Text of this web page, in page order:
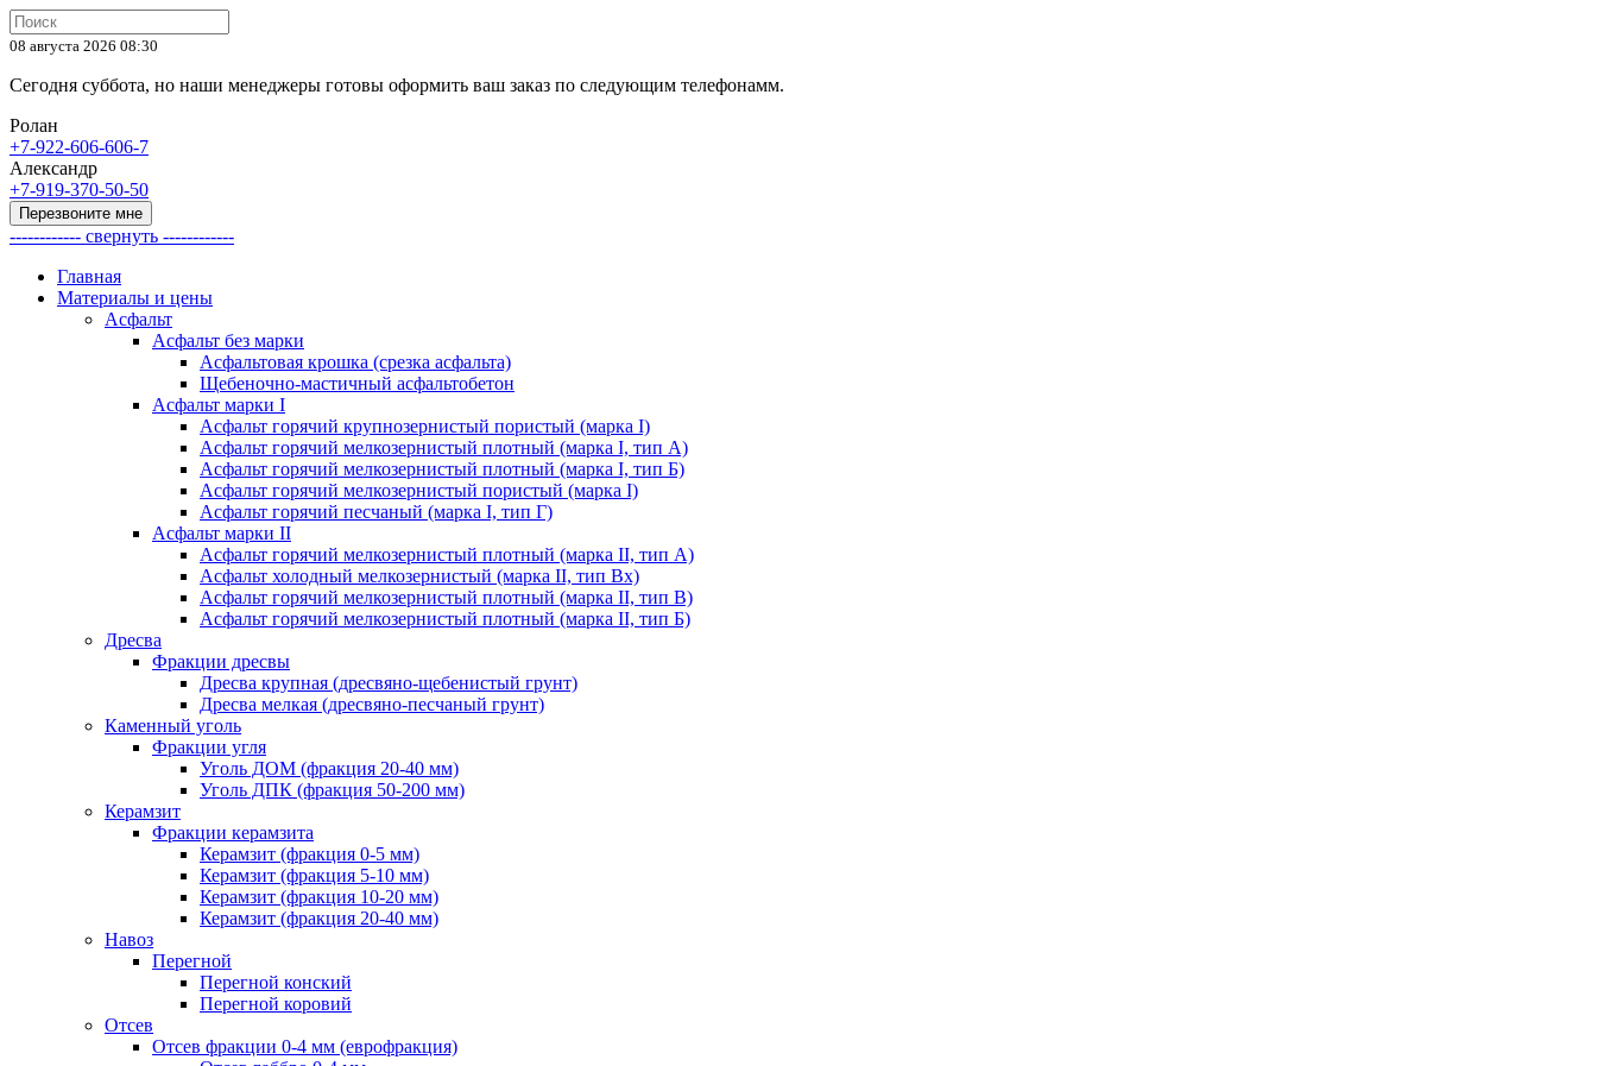
08 августа 2026 08:30
Сегодня суббота, но наши менеджеры готовы оформить ваш заказ по следующим телефонамм.
Ролан
+7-922-606-606-7
Александр
+7-919-370-50-50
Перезвоните мне
------------ свернуть ------------
Главная
Материалы и цены
Асфальт
Асфальт без марки
Асфальтовая крошка (срезка асфальта)
Щебеночно-мастичный асфальтобетон
Асфальт марки I
Асфальт горячий крупнозернистый пористый (марка I)
Асфальт горячий мелкозернистый плотный (марка I, тип А)
Асфальт горячий мелкозернистый плотный (марка I, тип Б)
Асфальт горячий мелкозернистый пористый (марка I)
Асфальт горячий песчаный (марка I, тип Г)
Асфальт марки II
Асфальт горячий мелкозернистый плотный (марка II, тип А)
Асфальт холодный мелкозернистый (марка II, тип Вх)
Асфальт горячий мелкозернистый плотный (марка II, тип В)
Асфальт горячий мелкозернистый плотный (марка II, тип Б)
Дресва
Фракции дресвы
Дресва крупная (дресвяно-щебенистый грунт)
Дресва мелкая (дресвяно-песчаный грунт)
Каменный уголь
Фракции угля
Уголь ДОМ (фракция 20-40 мм)
Уголь ДПК (фракция 50-200 мм)
Керамзит
Фракции керамзита
Керамзит (фракция 0-5 мм)
Керамзит (фракция 5-10 мм)
Керамзит (фракция 10-20 мм)
Керамзит (фракция 20-40 мм)
Навоз
Перегной
Перегной конский
Перегной коровий
Отсев
Отсев фракции 0-4 мм (еврофракция)